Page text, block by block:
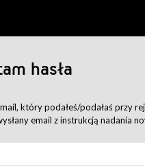
hasła
który podałeś/podałaś przy
email z instrukcją nadania